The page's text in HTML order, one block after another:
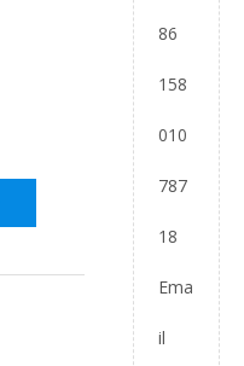
86
158
010
787
18
Ema
il